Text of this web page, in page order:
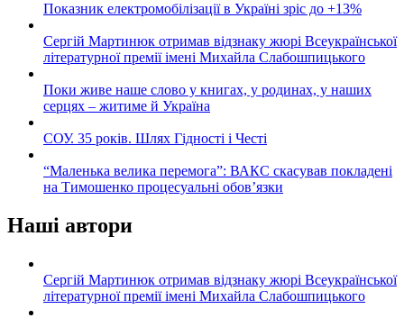
Показник електромобілізації в Україні зріс до +13%
Сергій Мартинюк отримав відзнаку жюрі Всеукраїнської
літературної премії імені Михайла Слабошпицького
Поки живе наше слово у книгах, у родинах, у наших
серцях – житиме й Україна
СОУ. 35 років. Шлях Гідності і Честі
“Маленька велика перемога”: ВАКС скасував покладені
на Тимошенко процесуальні обов’язки
Наші автори
Сергій Мартинюк отримав відзнаку жюрі Всеукраїнської
літературної премії імені Михайла Слабошпицького